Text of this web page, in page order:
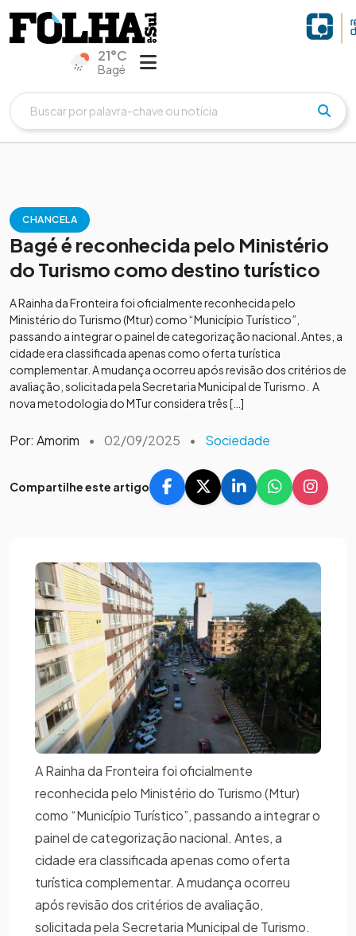
21°C
Bagé
CHANCELA
Bagé é reconhecida pelo Ministério
do Turismo como destino turístico
A Rainha da Fronteira foi oficialmente reconhecida pelo
Ministério do Turismo (Mtur) como “Município Turístico”,
passando a integrar o painel de categorização nacional. Antes, a
cidade era classificada apenas como oferta turística
complementar. A mudança ocorreu após revisão dos critérios de
avaliação, solicitada pela Secretaria Municipal de Turismo. A
nova metodologia do MTur considera três […]
Por: Amorim • 02/09/2025 • Sociedade
Compartilhe este artigo
A Rainha da Fronteira foi oficialmente
reconhecida pelo Ministério do Turismo (Mtur)
como “Município Turístico”, passando a integrar o
painel de categorização nacional. Antes, a
cidade era classificada apenas como oferta
turística complementar. A mudança ocorreu
após revisão dos critérios de avaliação,
solicitada pela Secretaria Municipal de Turismo.